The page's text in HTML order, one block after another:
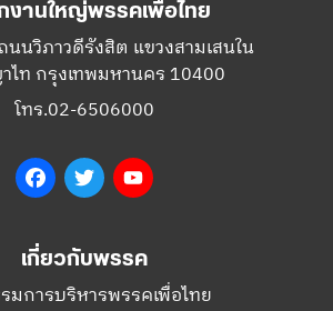
งานใหญ่พรรคเพื่อไทย
นนวิภาวดีรังสิต แขวงสามเสนใน
ไท กรุงเทพมหานคร 10400
โทร.02-6506000
FacebookTwitter
เกี่ยวกับพรรค
มการบริหารพรรคเพื่อไทย